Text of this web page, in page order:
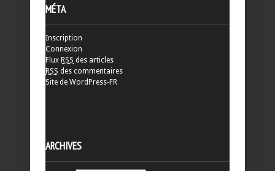
MÉTA
Inscription
Connexion
Flux RSS des articles
RSS des commentaires
Site de WordPress-FR
ARCHIVES